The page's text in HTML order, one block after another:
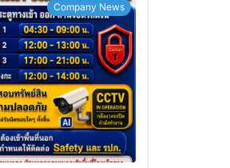
Company News